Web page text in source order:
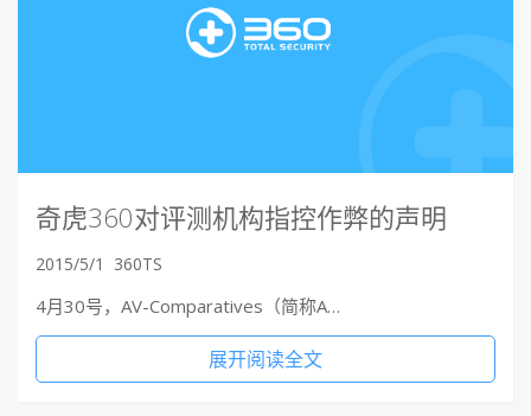
奇虎360对评测机构指控作弊的声明
2015/5/1 360TS
4月30号，AV-Comparatives（简称A…
展开阅读全文